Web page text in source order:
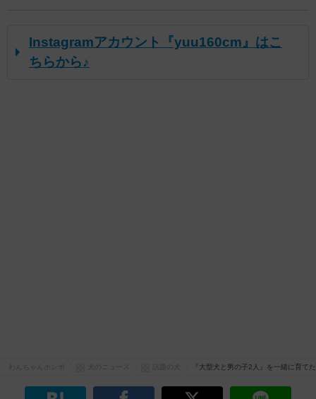
Instagramアカウント『yuu160cm』はこ
ちらから♪
『大型犬と男の子2人』を一緒に育